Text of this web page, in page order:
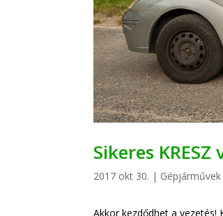
Sikeres
2017 okt 30. | Gépjárművek
Akkor kezdődhet a vezetés!